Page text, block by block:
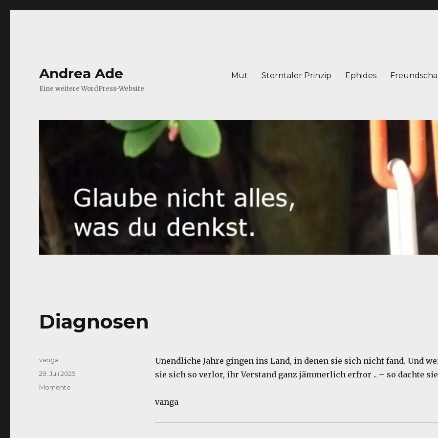
Andrea Ade
Eine weitere WordPress-Website
Mut Sterntaler Prinzip Ephides
Diagnosen
Unendliche Jahre gingen ins Land, in denen sie sich nicht fand. Und
sie sich so verlor, ihr Verstand ganz jämmerlich erfror .. – so dachte sie
vanga
Autor
vanga
Veröffentlicht
29. Juli 2025
Kategorien
Momente